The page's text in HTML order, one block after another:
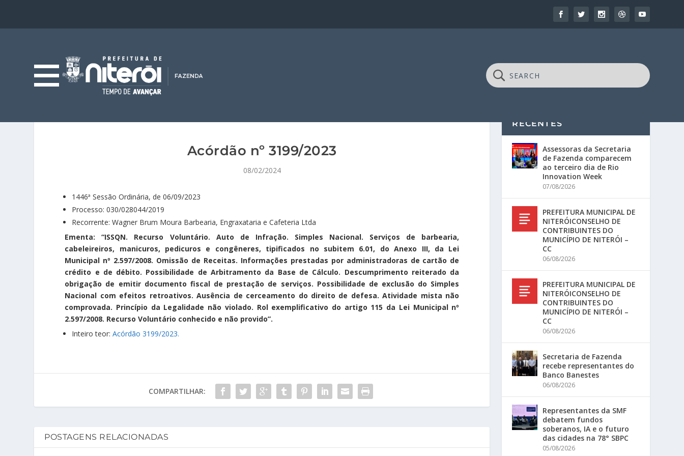
Acórdão nº 3199/2023
08/02/2024
1446ª Sessão Ordinária, de 06/09/2023
Processo: 030/028044/2019
Recorrente: Wagner Brum Moura Barbearia, Engraxataria e Cafeteria Ltda
Ementa: “ISSQN. Recurso Voluntário. Auto de Infração. Simples Nacional. Serviços de barbearia,
cabeleireiros, manicuros, pedicuros e congêneres, tipificados no subitem 6.01, do Anexo III, da Lei
Municipal nº 2.597/2008. Omissão de Receitas. Informações prestadas por administradoras de cartão de
crédito e de débito. Possibilidade de Arbitramento da Base de Cálculo. Descumprimento reiterado da
obrigação de emitir documento fiscal de prestação de serviços. Possibilidade de exclusão do Simples
Nacional com efeitos retroativos. Ausência de cerceamento do direito de defesa. Atividade mista não
comprovada. Princípio da Legalidade não violado. Rol exemplificativo do artigo 115 da Lei Municipal nº
2.597/2008. Recurso Voluntário conhecido e não provido”.
Inteiro teor:Acórdão 3199/2023.
COMPARTILHAR:
POSTAGENS RELACIONADAS
RECENTES
Assessoras da Secretaria
de Fazenda comparecem
ao terceiro dia de Rio
Innovation Week
07/08/2026
PREFEITURA MUNICIPAL DE
NITERÓICONSELHO DE
CONTRIBUINTES DO
MUNICÍPIO DE NITERÓI –
CC
06/08/2026
PREFEITURA MUNICIPAL DE
NITERÓICONSELHO DE
CONTRIBUINTES DO
MUNICÍPIO DE NITERÓI –
CC
06/08/2026
Secretaria de Fazenda
recebe representantes do
Banco Banestes
06/08/2026
Representantes da SMF
debatem fundos
soberanos, IA e o futuro
das cidades na 78° SBPC
05/08/2026